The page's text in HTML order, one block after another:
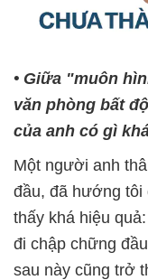
• Giữa "muôn
văn phòng bất
của anh có gì
Một người anh
đầu, đã hướng tôi
thấy khá hiệu
đi chập chững
sau này cũng trở